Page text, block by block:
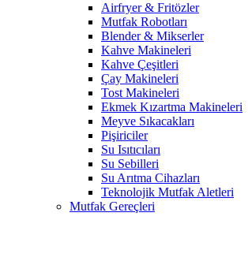
Airfryer & Fritözler
Mutfak Robotları
Blender & Mikserler
Kahve Makineleri
Kahve Çeşitleri
Çay Makineleri
Tost Makineleri
Ekmek Kızartma Makineleri
Meyve Sıkacakları
Pişiriciler
Su Isıtıcıları
Su Sebilleri
Su Arıtma Cihazları
Teknolojik Mutfak Aletleri
Mutfak Gereçleri